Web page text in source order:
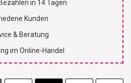
in 14 Tagen
Kunden
& Beratung
im Online-Handel